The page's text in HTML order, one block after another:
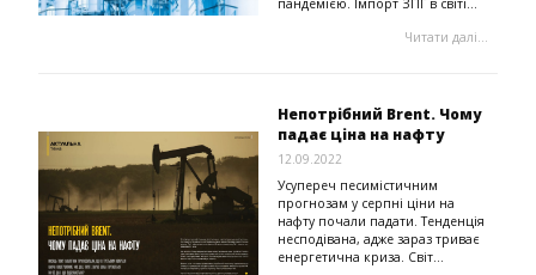
Читати далі...
Непотрібний Brent. Чому
падає ціна на нафту
12.09.2022
Усупереч песимістичним
прогнозам у серпні ціни на
нафту почали падати. Тенденція
несподівана, адже зараз триває
енергетична криза. Світ...